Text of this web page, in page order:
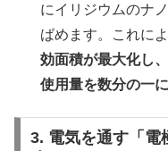
にイリジウムのナ
ばめます。これによ
効面積が最大化し
使用量を数分の一
3. 電気を通す「電